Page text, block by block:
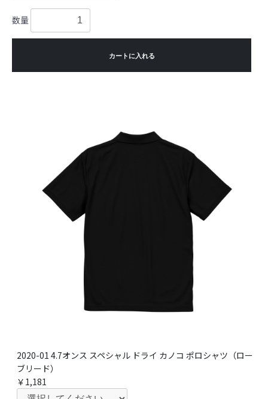
数量
カートに入れる
2020-01 4.7オンス スペシャル ドライ カノコ ポロシャツ（ロー
ブリード）
￥1,181